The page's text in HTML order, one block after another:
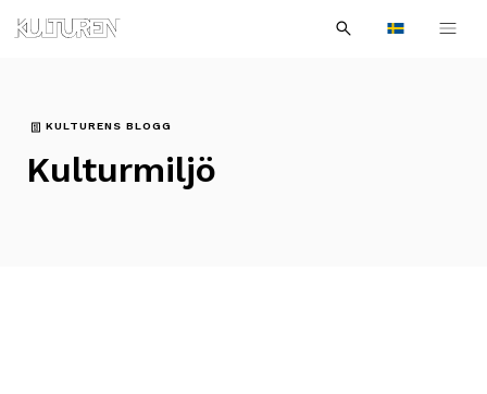
navigationen
innehållet
Languages
efter:
Sök
KULTURENS BLOGG
Kulturmiljö